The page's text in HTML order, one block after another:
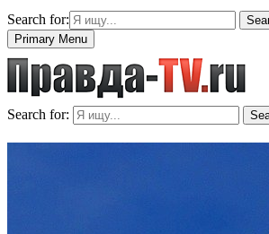
Search for:
Primary Menu
Search for: